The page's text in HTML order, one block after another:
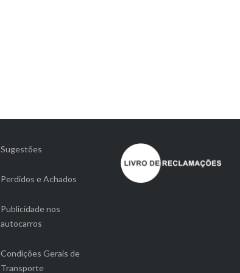
Sugestões
Perdidos e Achados
Publicidade nos
autocarros
Condições Gerais de
Transporte